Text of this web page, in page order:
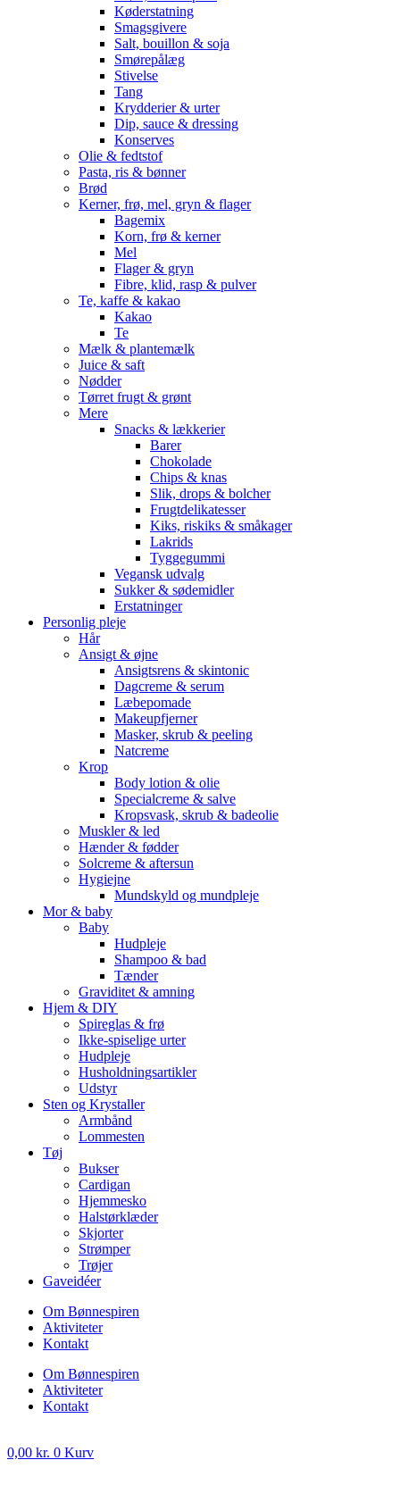
Køderstatning
Smagsgivere
Salt, bouillon & soja
Smørepålæg
Stivelse
Tang
Krydderier & urter
Dip, sauce & dressing
Konserves
Olie & fedtstof
Pasta, ris & bønner
Brød
Kerner, frø, mel, gryn & flager
Bagemix
Korn, frø & kerner
Mel
Flager & gryn
Fibre, klid, rasp & pulver
Te, kaffe & kakao
Kakao
Te
Mælk & plantemælk
Juice & saft
Nødder
Tørret frugt & grønt
Mere
Snacks & lækkerier
Barer
Chokolade
Chips & knas
Slik, drops & bolcher
Frugtdelikatesser
Kiks, riskiks & småkager
Lakrids
Tyggegummi
Vegansk udvalg
Sukker & sødemidler
Erstatninger
Personlig pleje
Hår
Ansigt & øjne
Ansigtsrens & skintonic
Dagcreme & serum
Læbepomade
Makeupfjerner
Masker, skrub & peeling
Natcreme
Krop
Body lotion & olie
Specialcreme & salve
Kropsvask, skrub & badeolie
Muskler & led
Hænder & fødder
Solcreme & aftersun
Hygiejne
Mundskyld og mundpleje
Mor & baby
Baby
Hudpleje
Shampoo & bad
Tænder
Graviditet & amning
Hjem & DIY
Spireglas & frø
Ikke-spiselige urter
Hudpleje
Husholdningsartikler
Udstyr
Sten og Krystaller
Armbånd
Lommesten
Tøj
Bukser
Cardigan
Hjemmesko
Halstørklæder
Skjorter
Strømper
Trøjer
Gaveidéer
Om Bønnespiren
Aktiviteter
Kontakt
Om Bønnespiren
Aktiviteter
Kontakt
0,00 kr. 0 Kurv